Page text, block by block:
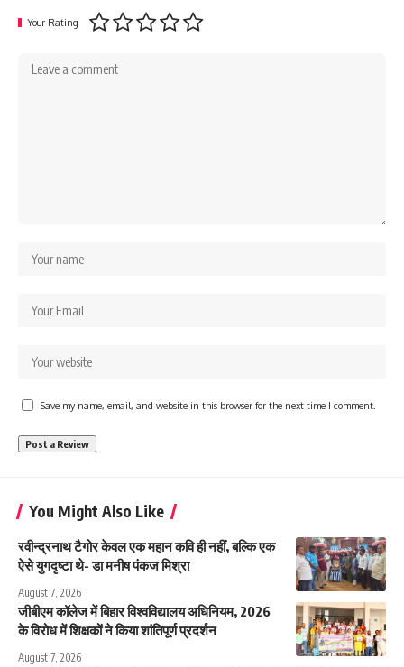
Your Rating
Save my name, email, and website in this browser for the next time I comment.
You Might Also Like
रवीन्द्रनाथ टैगोर केवल एक महान कवि ही नहीं, बल्कि एक
ऐसे युगदृष्टा थे- डा मनीष पंकज मिश्रा
August 7, 2026
जीबीएम कॉलेज में बिहार विश्वविद्यालय अधिनियम, 2026
के विरोध में शिक्षकों ने किया शांतिपूर्ण प्रदर्शन
August 7, 2026